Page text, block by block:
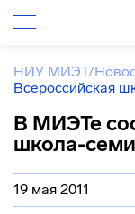
НИУ МИЭТ/
Всероссийская
В МИЭТе
школа-
19 мая 2011